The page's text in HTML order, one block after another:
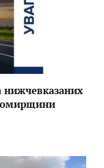
нижчевказаних